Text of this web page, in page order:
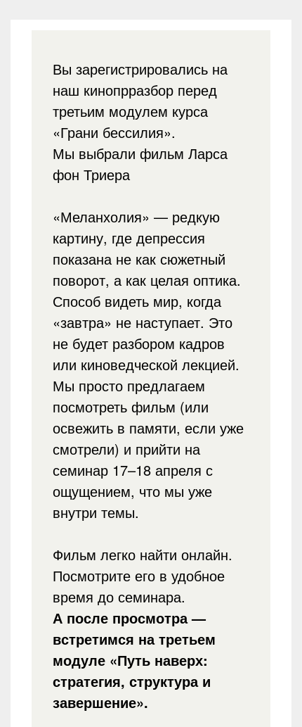
Вы зарегистрировались на
наш кинопрразбор перед
третьим модулем курса
«Грани бессилия».
Мы выбрали фильм Ларса
фон Триера
«Меланхолия» — редкую
картину, где депрессия
показана не как сюжетный
поворот, а как целая оптика.
Способ видеть мир, когда
«завтра» не наступает. Это
не будет разбором кадров
или киноведческой лекцией.
Мы просто предлагаем
посмотреть фильм (или
освежить в памяти, если уже
смотрели) и прийти на
семинар 17–18 апреля с
ощущением, что мы уже
внутри темы.
Фильм легко найти онлайн.
Посмотрите его в удобное
время до семинара.
А после просмотра —
встретимся на третьем
модуле «Путь наверх:
стратегия, структура и
завершение».